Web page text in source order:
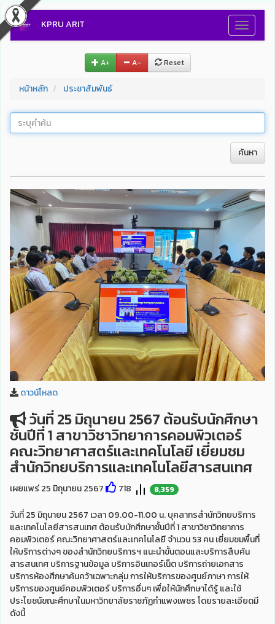
Toggle
KPRU ARIT
A+ A– Reset
หน้าหลัก ประชาสัมพันธ์
ค้นหา
ดาวน์โหลด
วันที่ 25 มิถุนายน 2567 ต้อนรับนักศึกษา
ชั้นปีที่ 1 สาขาวิชาวิทยาการคอมพิวเตอร์
คณะวิทยาศาสตร์และเทคโนโลยี เยี่ยมชม
สำนักวิทยบริการและเทคโนโลยีสารสนเทศ
เผยแพร่ 25 มิถุนายน 2567 718 8,359
วันที่ 25 มิถุนายน 2567 เวลา 09.00-11.00 น. บุคลากรสำนักวิทยบริการ
และเทคโนโลยีสารสนเทศ ต้อนรับนักศึกษาชั้นปีที่ 1 สาขาวิชาวิทยาการ
คอมพิวเตอร์ คณะวิทยาศาสตร์และเทคโนโลยี จำนวน 53 คน เยี่ยมชมพื้นที่
ให้บริการต่างๆ ของสำนักวิทยบริการฯ แนะนำขั้นตอนและบริการสืบค้น
สารสนเทศ บริการฐานข้อมูล บริการอินเทอร์เน็ต บริการถ่ายเอกสาร
บริการห้องศึกษาค้นคว้าเฉพาะกลุ่ม การให้บริการของศูนย์ภาษา การให้
บริการของศูนย์คอมพิวเตอร์ บริการอื่นๆ เพื่อให้นักศึกษาได้รู้ และใช้
ประโยชน์ขณะศึกษาในมหาวิทยาลัยราชภัฏกำแพงเพชร โดยรายละเอียดมี
ดังนี้